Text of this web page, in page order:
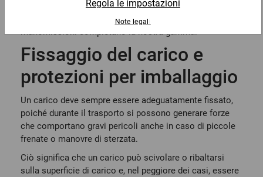
protezione dei bordidurante il trasporto. Indicatori per il
sigilli di sicurezzaper la protezione da furti e
manomissioni completano la nostra gamma.
Fissaggio del carico e
protezioni per imballaggio
Un carico deve sempre essere adeguatamente fissato,
poiché durante il trasporto si possono generare forze
che comportano gravi pericoli anche in caso di piccole
frenate o manovre di sterzata.
Ciò significa che un carico può scivolare o ribaltarsi
sulla superficie di carico e, nel peggiore dei casi, essere